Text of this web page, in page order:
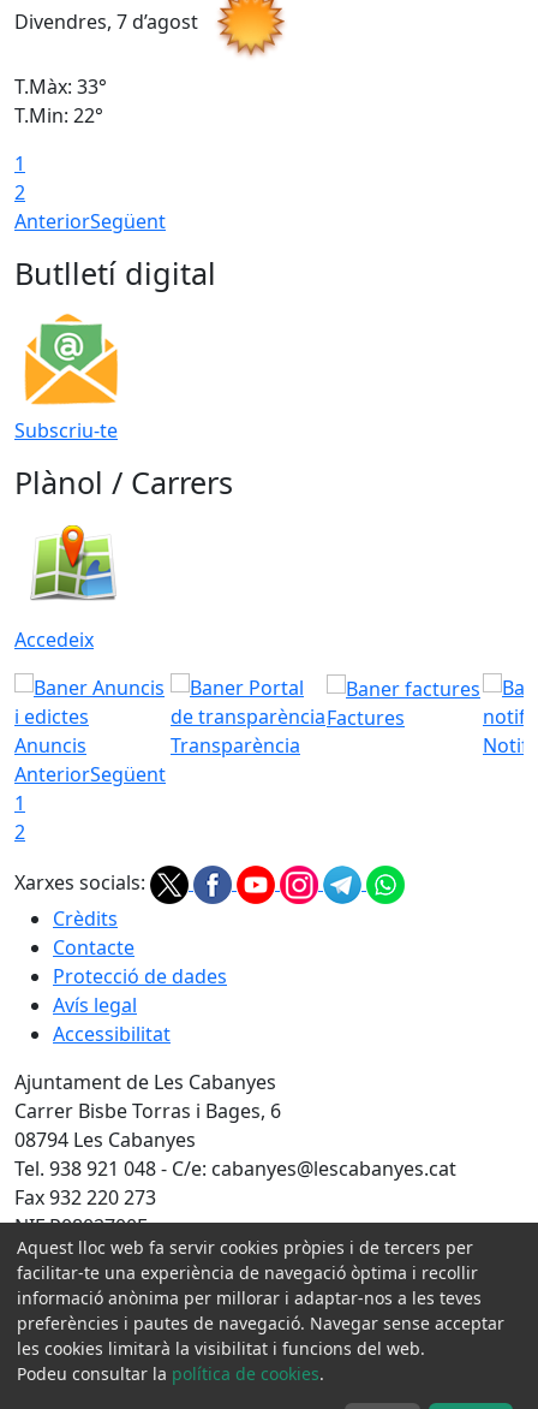
Divendres, 7 d’agost
T.Màx: 33°
T.Min: 22°
1
2
AnteriorSegüent
Butlletí digital
Subscriu-te
Plànol / Carrers
Accedeix
Anuncis Transparència
Factures
AnteriorSegüent
1
2
Xarxes socials:
Crèdits
Contacte
Protecció de dades
Avís legal
Accessibilitat
Ajuntament de Les Cabanyes
Carrer Bisbe Torras i Bages, 6
08794 Les Cabanyes
Tel. 938 921 048 - C/e: cabanyes@lescabanyes.cat
Fax 932 220 273
NIF P0802700E
Amb la col·laboració de:
Aquest lloc web fa servir cookies pròpies i de tercers per
facilitar-te una experiència de navegació òptima i recollir
informació anònima per millorar i adaptar-nos a les teves
preferències i pautes de navegació. Navegar sense acceptar
les cookies limitarà la visibilitat i funcions del web.
Podeu consultar la política de cookies.